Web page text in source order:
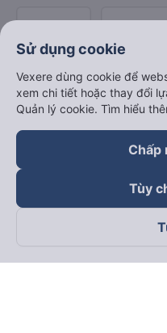
Theo dõi chúng tôi
Sử dụng cookie
Vexere dùng cookie để
xem chi tiết hoặc thay đổi
Quản lý cookie. Tìm hiểu
Chấp
Tùy